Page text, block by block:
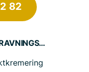
82
BEGRAVNINGSTJÄNSTER